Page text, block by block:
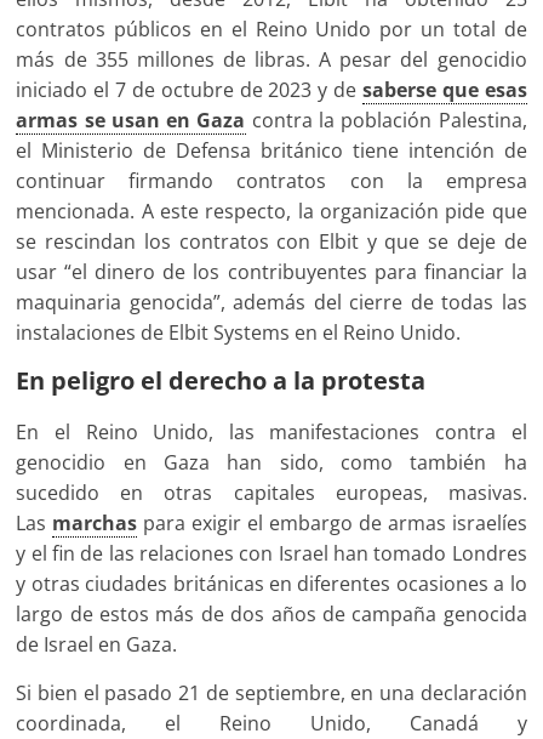
contratos públicos en el Reino Unido por un total de
más de 355 millones de libras. A pesar del genocidio
iniciado el 7 de octubre de 2023 y de saberse que esas
armas se usan en Gaza contra la población Palestina,
el Ministerio de Defensa británico tiene intención de
continuar firmando contratos con la empresa
mencionada. A este respecto, la organización pide que
se rescindan los contratos con Elbit y que se deje de
usar “el dinero de los contribuyentes para financiar la
maquinaria genocida”, además del cierre de todas las
instalaciones de Elbit Systems en el Reino Unido.
En peligro el derecho a la protesta
En el Reino Unido, las manifestaciones contra el
genocidio en Gaza han sido, como también ha
sucedido en otras capitales europeas, masivas.
Las marchas para exigir el embargo de armas israelíes
y el fin de las relaciones con Israel han tomado Londres
y otras ciudades británicas en diferentes ocasiones a lo
largo de estos más de dos años de campaña genocida
de Israel en Gaza.
Si bien el pasado 21 de septiembre, en una declaración
coordinada, el Reino Unido, Canadá y